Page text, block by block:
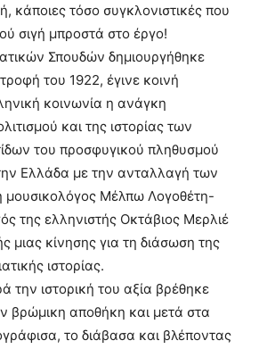
κάποιες τόσο συγκλονιστικές που
σιγή μπροστά στο έργο!
Σπουδών δημιουργήθηκε
του 1922, έγινε κοινή
κοινωνία η ανάγκη
και της ιστορίας των
του προσφυγικού πληθυσμού
Ελλάδα με την ανταλλαγή των
μουσικολόγος Μέλπω Λογοθέτη-
της ελληνιστής Οκτάβιος Μερλιέ
μιας κίνησης για τη διάσωση της
ιστορίας.
την ιστορική του αξία βρέθηκε
βρώμικη αποθήκη και μετά στα
το διάβασα και βλέποντας